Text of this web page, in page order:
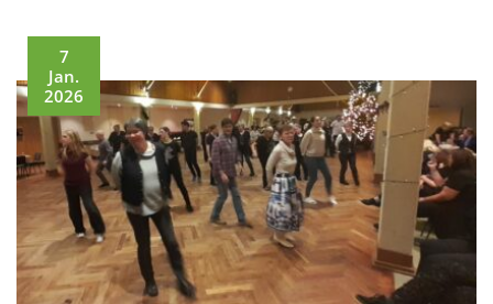
7
Jan.
2026